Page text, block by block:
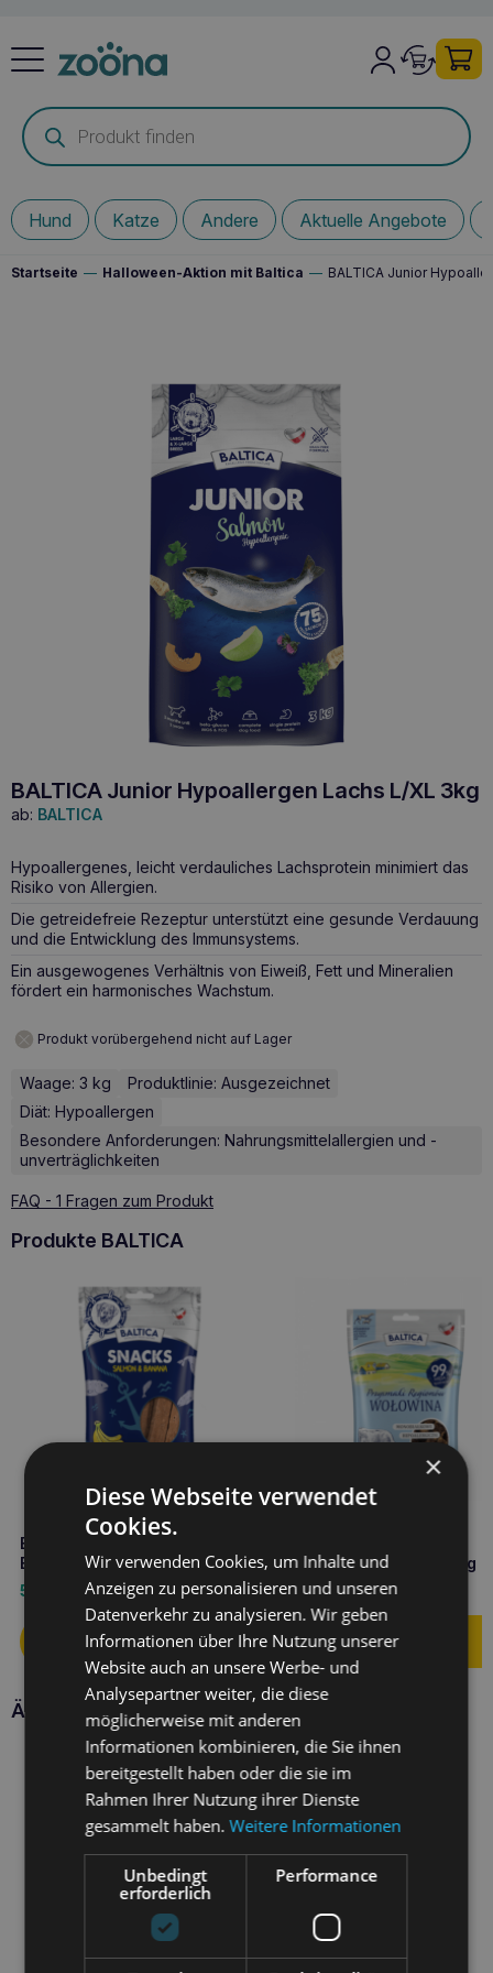
Products
search
Hund Katze Andere Aktuelle Angebote
Startseite — Halloween-Aktion mit Baltica — BALTICA Junior
BALTICA Junior Hypoallergen Lachs L/XL 3kg
ab: BALTICA
Hypoallergenes, leicht verdauliches Lachsprotein minimiert das
Risiko von Allergien.
Die getreidefreie Rezeptur unterstützt eine gesunde Verdauung
und die Entwicklung des Immunsystems.
Ein ausgewogenes Verhältnis von Eiweiß, Fett und Mineralien
fördert ein harmonisches Wachstum.
Produkt vorübergehend nicht auf Lager
Waage: 3 kg
Produktlinie: Ausgezeichnet
Diät: Hypoallergen
Besondere Anforderungen: Nahrungsmittelallergien und -
unverträglichkeiten
FAQ - 1 Fragen zum Produkt
Produkte BALTICA
BALTICA Snacks Lachs und
Banane Leckerli 80g
5,90
Rindfleisch-Leckerlis 80g
Mono-Protein
4,50€
Ähnliche Produkte
×
Diese Webseite verwendet
Cookies.
Wir verwenden Cookies, um Inhalte und
Anzeigen zu personalisieren und unseren
Datenverkehr zu analysieren. Wir geben
Informationen über Ihre Nutzung unserer
Website auch an unsere Werbe- und
Analysepartner weiter, die diese
möglicherweise mit anderen
Informationen kombinieren, die Sie ihnen
bereitgestellt haben oder die sie im
Rahmen Ihrer Nutzung ihrer Dienste
gesammelt haben.Weitere Informationen
Unbedingt
erforderlich
Performance